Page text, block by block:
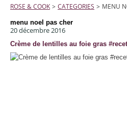
ROSE & COOK > CATEGORIES > MENU
menu noel pas cher
20 décembre 2016
Crème de lentilles au foie gras